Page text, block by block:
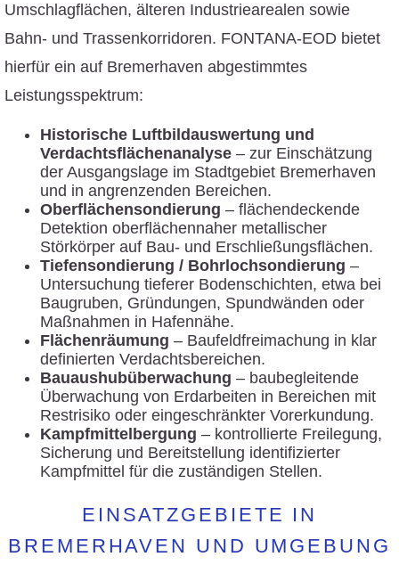
Umschlagflächen, älteren Industriearealen sowie
Bahn- und Trassenkorridoren. FONTANA-EOD bietet
hierfür ein auf Bremerhaven abgestimmtes
Leistungsspektrum:
Historische Luftbildauswertung und
Verdachtsflächenanalyse – zur Einschätzung
der Ausgangslage im Stadtgebiet Bremerhaven
und in angrenzenden Bereichen.
Oberflächensondierung – flächendeckende
Detektion oberflächennaher metallischer
Störkörper auf Bau- und Erschließungsflächen.
Tiefensondierung / Bohrlochsondierung –
Untersuchung tieferer Bodenschichten, etwa bei
Baugruben, Gründungen, Spundwänden oder
Maßnahmen in Hafennähe.
Flächenräumung – Baufeldfreimachung in klar
definierten Verdachtsbereichen.
Bauaushubüberwachung – baubegleitende
Überwachung von Erdarbeiten in Bereichen mit
Restrisiko oder eingeschränkter Vorerkundung.
Kampfmittelbergung – kontrollierte Freilegung,
Sicherung und Bereitstellung identifizierter
Kampfmittel für die zuständigen Stellen.
EINSATZGEBIETE IN
BREMERHAVEN UND UMGEBUNG